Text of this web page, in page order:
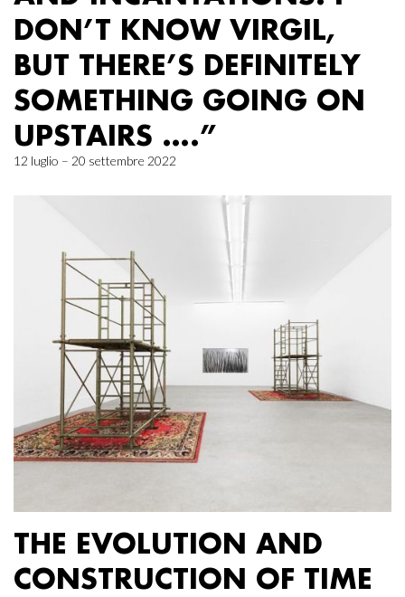
DON’T KNOW VIRGIL,
BUT THERE’S DEFINITELY
SOMETHING GOING ON
UPSTAIRS ….”
12 luglio – 20 settembre 2022
THE EVOLUTION AND
CONSTRUCTION OF TIME